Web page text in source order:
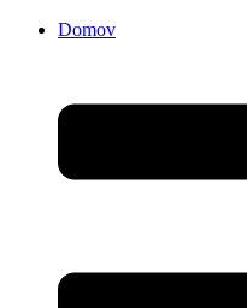
Domov